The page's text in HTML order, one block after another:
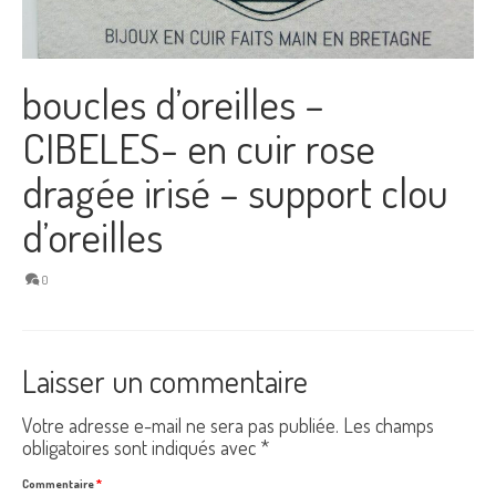
boucles d’oreilles –
CIBELES- en cuir rose
dragée irisé – support clou
d’oreilles
0
Laisser un commentaire
Votre adresse e-mail ne sera pas publiée. Les champs
obligatoires sont indiqués avec *
Commentaire*